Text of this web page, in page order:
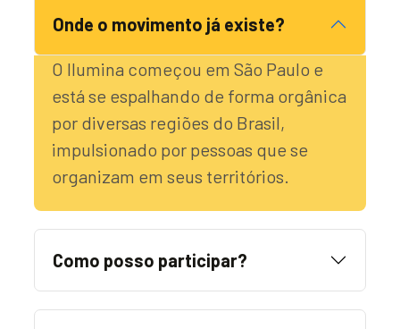
Onde o movimento já existe?
O Ilumina começou em São Paulo e
está se espalhando de forma orgânica
por diversas regiões do Brasil,
impulsionado por pessoas que se
organizam em seus territórios.
Como posso participar?